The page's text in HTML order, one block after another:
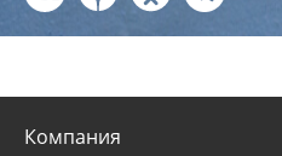
Компания